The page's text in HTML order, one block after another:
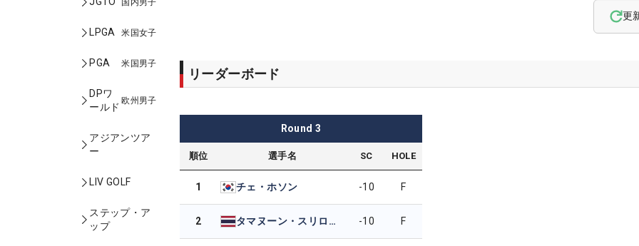
LPGA 米国女子
PGA 米国男子
DPワ
ールド
欧州男子
アジアンツア
ー
LIV GOLF
ステップ・ア
ップ
更
リーダーボード
Round 3
順位 選手名 SC HOLE
1 チェ・ホソン -10 F
2 タマヌーン・スリロット -10 F